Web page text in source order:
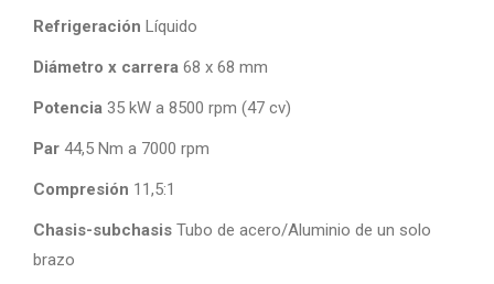
Refrigeración Líquido
Diámetro x carrera 68 x 68 mm
Potencia 35 kW a 8500 rpm (47 cv)
Par 44,5 Nm a 7000 rpm
Compresión 11,5:1
Chasis-subchasis Tubo de acero/Aluminio de un solo
brazo